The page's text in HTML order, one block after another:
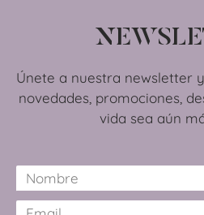
Únete a nuestra newsletter
novedades, promociones,
vida sea aún